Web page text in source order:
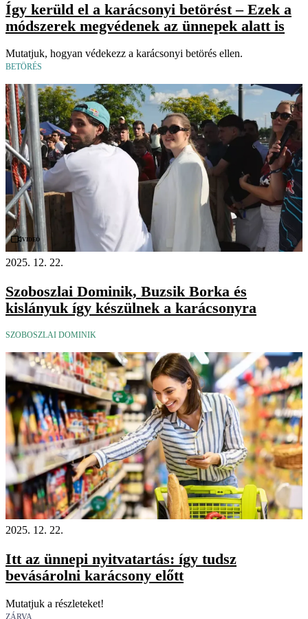
Így kerüld el a karácsonyi betörést – Ezek a
módszerek megvédenek az ünnepek alatt is
Mutatjuk, hogyan védekezz a karácsonyi betörés ellen.
BETÖRÉS
Videó
2025. 12. 22.
Szoboszlai Dominik, Buzsik Borka és
kislányuk így készülnek a karácsonyra
SZOBOSZLAI DOMINIK
2025. 12. 22.
Itt az ünnepi nyitvatartás: így tudsz
bevásárolni karácsony előtt
Mutatjuk a részleteket!
ZÁRVA